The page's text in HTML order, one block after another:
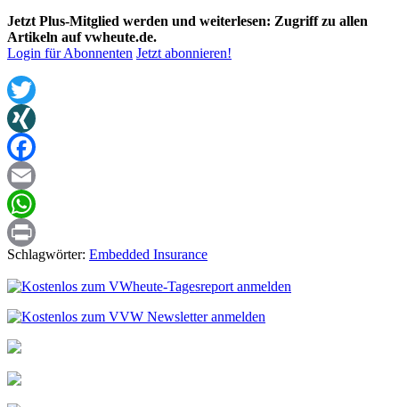
Jetzt Plus-Mitglied werden und weiterlesen: Zugriff zu allen
Artikeln auf vwheute.de.
Login für Abonnenten Jetzt abonnieren!
Twitter
XING
Facebook
Email
WhatsApp
Print
Schlagwörter: Embedded Insurance